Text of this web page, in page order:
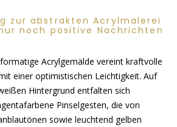
zur abstrakten Acrylmalerei
noch positive Nachrichten
Acrylgemälde vereint kraftvolle
einer optimistischen Leichtigkeit. Auf
Hintergrund entfalten sich
Pinselgesten, die von
sowie leuchtend gelben